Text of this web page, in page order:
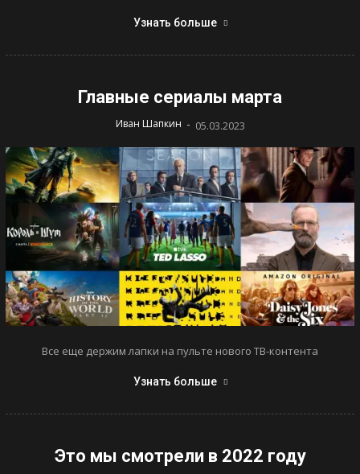
Узнать больше
Главные сериалы марта
Иван Шапкин - 05.03.2023
Все еще держим лапки на пульте нового ТВ-контента
Узнать больше
Это мы смотрели в 2022 году